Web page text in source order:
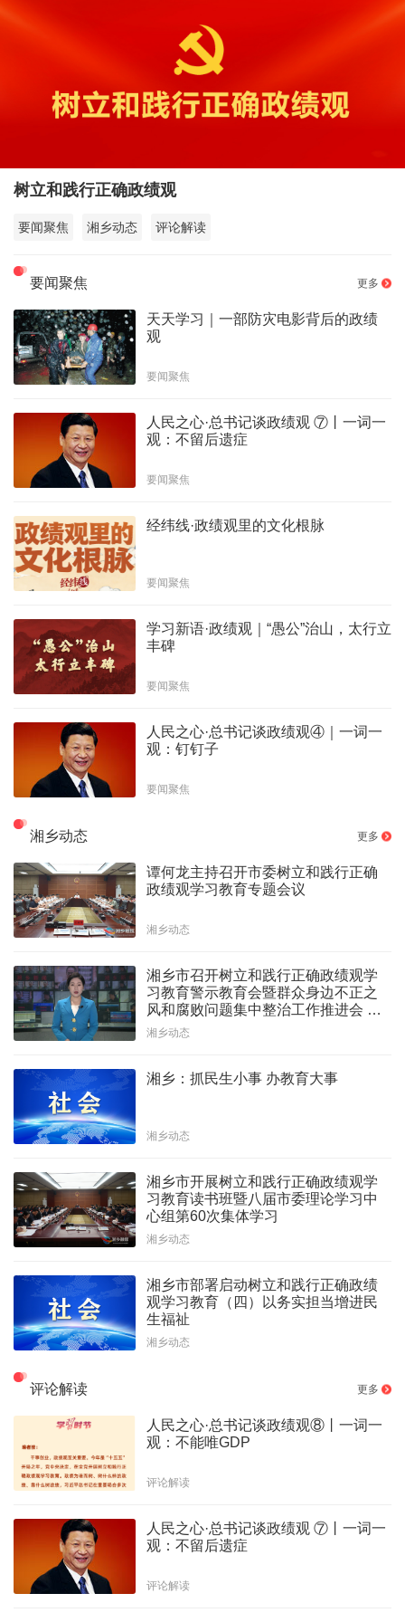
树立和践行正确政绩观
要闻聚焦 湘乡动态 评论解读
要闻聚焦 更多
天天学习｜一部防灾电影背后的政绩
观
要闻聚焦
人民之心·总书记谈政绩观 ⑦丨一词一
观：不留后遗症
要闻聚焦
经纬线·政绩观里的文化根脉
要闻聚焦
学习新语·政绩观｜“愚公”治山，太行立
丰碑
要闻聚焦
人民之心·总书记谈政绩观④｜一词一
观：钉钉子
要闻聚焦
湘乡动态 更多
谭何龙主持召开市委树立和践行正确
政绩观学习教育专题会议
湘乡动态
湘乡市召开树立和践行正确政绩观学
习教育警示教育会暨群众身边不正之
风和腐败问题集中整治工作推进会 谭
何龙出席并讲话
湘乡动态
湘乡：抓民生小事 办教育大事
湘乡动态
湘乡市开展树立和践行正确政绩观学
习教育读书班暨八届市委理论学习中
心组第60次集体学习
湘乡动态
湘乡市部署启动树立和践行正确政绩
观学习教育（四）以务实担当增进民
生福祉
湘乡动态
评论解读 更多
人民之心·总书记谈政绩观⑧丨一词一
观：不能唯GDP
评论解读
人民之心·总书记谈政绩观 ⑦丨一词一
观：不留后遗症
评论解读